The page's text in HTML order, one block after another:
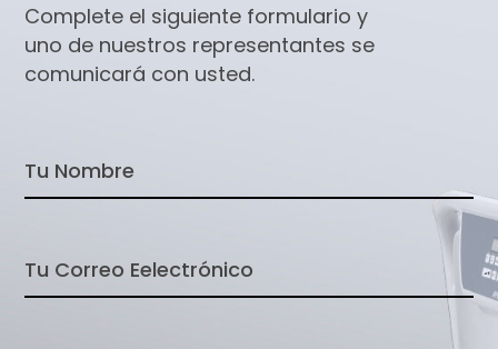
Complete el siguiente formulario y
uno de nuestros representantes se
comunicará con usted.